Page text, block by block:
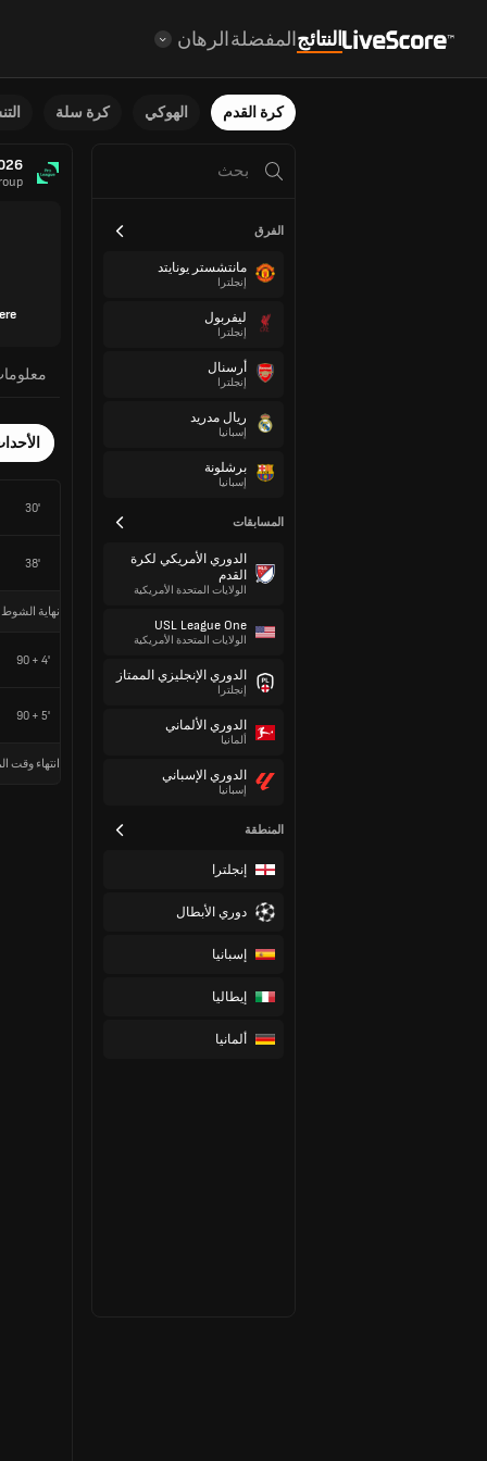
النتائجالمفضلةالرهان
كرة القدم الهوكي كرة سلة
الفرق
مانتشستر يونايتد
إنجلترا
ليفربول
إنجلترا
أرسنال
إنجلترا
ريال مدريد
إسبانيا
برشلونة
إسبانيا
المسابقات
الدوري الأمريكي لكرة
القدم
الولايات المتحدة الأمريكية
USL League One
الولايات المتحدة الأمريكية
الدوري الإنجليزي الممتاز
إنجلترا
الدوري الألماني
ألمانيا
الدوري الإسباني
إسبانيا
المنطقة
إنجلترا
دوري الأبطال
إسبانيا
إيطاليا
ألمانيا
30'
38'
نهاية الشوط
90 + 4'
90 + 5'
انتهاء وقت